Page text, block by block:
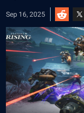
Sep 16, 2025